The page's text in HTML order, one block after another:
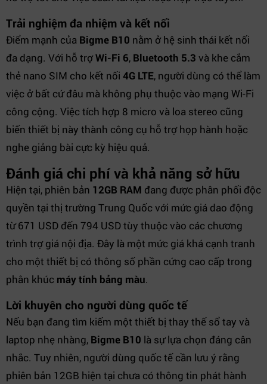
Trải nghiệm đa nhiệm và kết nối
Điểm mạnh của Bigme B10 nằm ở hệ sinh thái kết nối
đa dạng. Với hỗ trợWi-Fi 6, Bluetooth 5.3 và khe cắm
thẻ nano SIM cho kết nối 4G LTE, người dùng có thể làm
việc ở bất cứ đâu mà không phụ thuộc vào mạng Wi-Fi
công cộng. Việc tích hợp 8 micro và loa stereo cũng
biến thiết bị này thành công cụ hỗ trợ họp hành hoặc
nghe giảng bài cực kỳ hiệu quả.
Đánh giá chi phí và khả năng sở hữu
Hiện tại, phiên bản 12GB RAM đang được phân phối độc
quyền tại thị trường Trung Quốc với mức giá dao động
từ 671 USD đến 794 USD tùy thuộc vào các chương
trình trợ giá nội địa. Đây là một mức giá khá cạnh tranh
cho một thiết bị có thông số phần cứng cao cấp trong
phân khúc máy tính bảng màu.
Lời khuyên cho người dùng quốc tế
Nếu bạn đang tìm kiếm một thiết bị thay thế sổ tay và
laptop nhẹ nhàng, Bigme B10 là sự lựa chọn đáng cân
nhắc. Tuy nhiên, người dùng quốc tế cần lưu ý rằng
phiên bản 12GB hiện tại chưa có thông tin phát hành